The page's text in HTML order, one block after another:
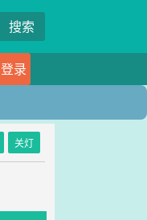
搜索
登录
关灯